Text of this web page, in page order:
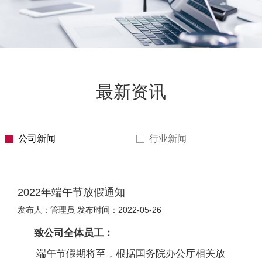
最新资讯
公司新闻 行业新闻
2022年端午节放假通知
发布人：管理员 发布时间：2022-05-26
致公司全体员工：
端午节假期将至，根据国务院办公厅相关放